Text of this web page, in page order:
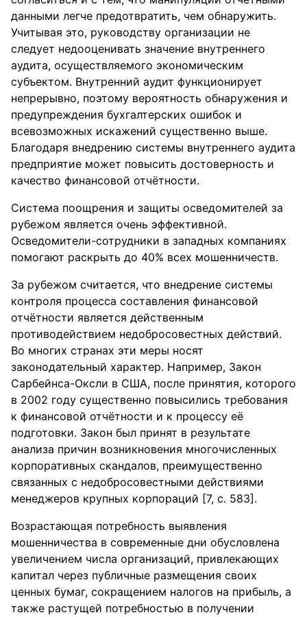
данными легче предотвратить, чем обнаружить.
Учитывая это, руководству организации не
следует недооценивать значение внутреннего
аудита, осуществляемого экономическим
субъектом. Внутренний аудит функционирует
непрерывно, поэтому вероятность обнаружения и
предупреждения бухгалтерских ошибок и
всевозможных искажений существенно выше.
Благодаря внедрению системы внутреннего аудита
предприятие может повысить достоверность и
качество финансовой отчётности.
Система поощрения и защиты осведомителей за
рубежом является очень эффективной.
Осведомители-сотрудники в западных компаниях
помогают раскрыть до 40% всех мошенничеств.
За рубежом считается, что внедрение системы
контроля процесса составления финансовой
отчётности является действенным
противодействием недобросовестных действий.
Во многих странах эти меры носят
законодательный характер. Например, Закон
Сарбейнса-Оксли в США, после принятия, которого
в 2002 году существенно повысились требования
к финансовой отчётности и к процессу её
подготовки. Закон был принят в результате
анализа причин возникновения многочисленных
корпоративных скандалов, преимущественно
связанных с недобросовестными действиями
менеджеров крупных корпораций [7, с. 583].
Возрастающая потребность выявления
мошенничества в современные дни обусловлена
увеличением числа организаций, привлекающих
капитал через публичные размещения своих
ценных бумаг, сокращением налогов на прибыль, а
также растущей потребностью в получении